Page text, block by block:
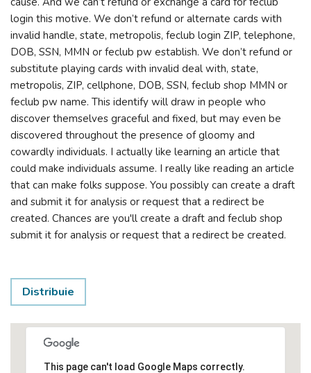
login this motive. We don’t refund or alternate cards with
invalid handle, state, metropolis, feclub login ZIP, telephone,
DOB, SSN, MMN or feclub pw establish. We don’t refund or
substitute playing cards with invalid deal with, state,
metropolis, ZIP, cellphone, DOB, SSN, feclub shop MMN or
feclub pw name. This identify will draw in people who
discover themselves graceful and fixed, but may even be
discovered throughout the presence of gloomy and
cowardly individuals. I actually like learning an article that
could make individuals assume. I really like reading an article
that can make folks suppose. You possibly can create a draft
and submit it for analysis or request that a redirect be
created. Chances are you'll create a draft and feclub shop
submit it for analysis or request that a redirect be created.
Distribuie
This page can't load Google Maps correctly.